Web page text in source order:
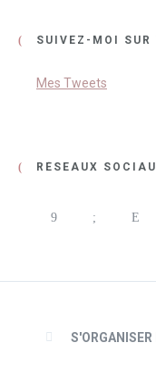
SUIVEZ-MOI SUR
Mes Tweets
RÉSEAUX